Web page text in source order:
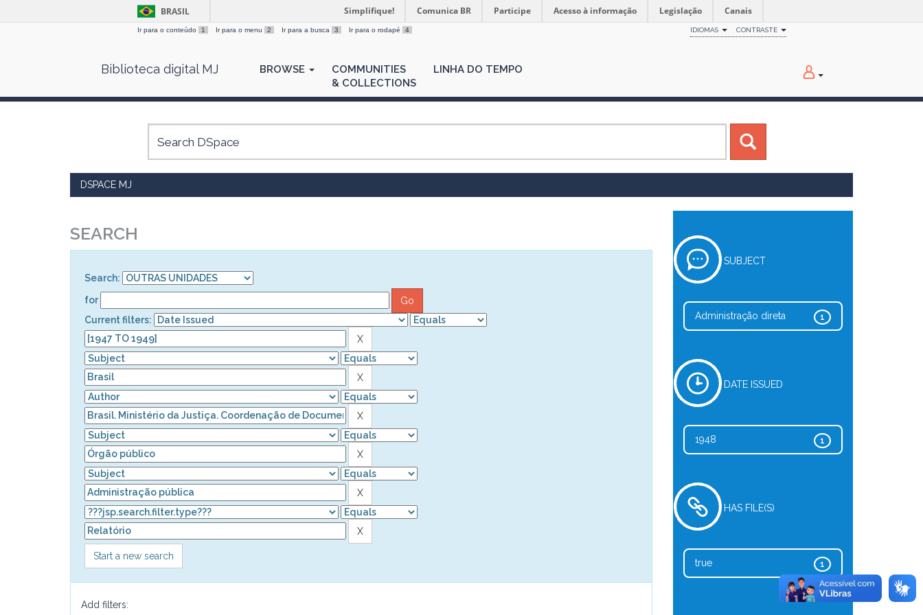
BRASIL Simplifique! Comunica BR Participe Acesso à informação Legislação Canais
Ir para o conteúdo 1 Ir para o menu 2 Ir para a busca 3 Ir para o rodapé 4 IDIOMAS CONTRASTE
Biblioteca digital MJ BROWSE
COMMUNITIES
& COLLECTIONS
LINHA DO TEMPO
DSPACE MJ
SEARCH
Search:
for
Current filters:
Start a new search
Add filters:
SUBJECT
1
Administração direta
DATE ISSUED
1
1948
HAS FILE(S)
1
true